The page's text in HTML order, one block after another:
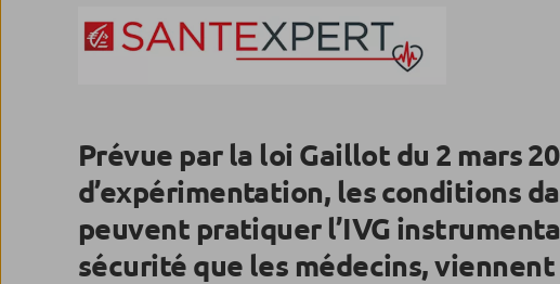
Prévue par la loi Gaillot du 2 mars
d’expérimentation, les conditions
peuvent pratiquer l’IVG
sécurité que les médecins,